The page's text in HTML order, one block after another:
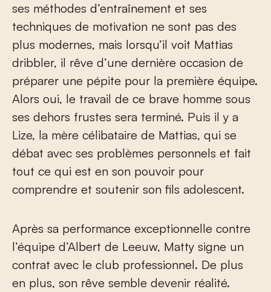
ses méthodes d’entraînement et ses
techniques de motivation ne sont pas des
plus modernes, mais lorsqu’il voit Mattias
dribbler, il rêve d’une dernière occasion de
préparer une pépite pour la première équipe.
Alors oui, le travail de ce brave homme sous
ses dehors frustes sera terminé. Puis il y a
Lize, la mère célibataire de Mattias, qui se
débat avec ses problèmes personnels et fait
tout ce qui est en son pouvoir pour
comprendre et soutenir son fils adolescent.
Après sa performance exceptionnelle contre
l’équipe d’Albert de Leeuw, Matty signe un
contrat avec le club professionnel. De plus
en plus, son rêve semble devenir réalité.